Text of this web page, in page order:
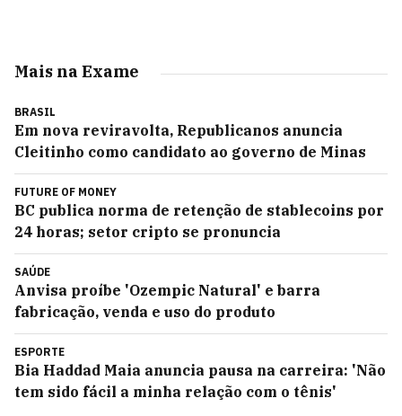
Mais na Exame
BRASIL
Em nova reviravolta, Republicanos anuncia
Cleitinho como candidato ao governo de Minas
FUTURE OF MONEY
BC publica norma de retenção de stablecoins por
24 horas; setor cripto se pronuncia
SAÚDE
Anvisa proíbe 'Ozempic Natural' e barra
fabricação, venda e uso do produto
ESPORTE
Bia Haddad Maia anuncia pausa na carreira: 'Não
tem sido fácil a minha relação com o tênis'